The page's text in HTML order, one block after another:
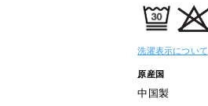
洗濯表示について
原産国
中国製